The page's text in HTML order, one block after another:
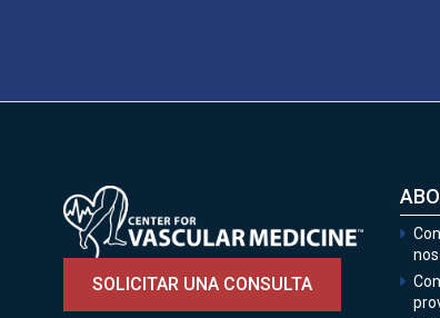
Image
SOLICITAR UNA CONSULTA